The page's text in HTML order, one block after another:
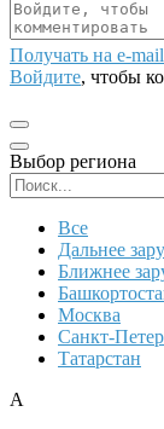
Получать на
Войдите, чтобы
Выбор региона
Все
Дальнее
Ближнее
Москва
Санкт-
Татарстан
А